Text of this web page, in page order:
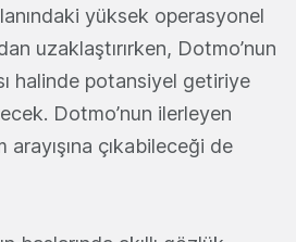
yüksek operasyonel
uzaklaştırırken, Dotmo’nun
halinde potansiyel getiriye
Dotmo’nun ilerleyen
arayışına çıkabileceği de